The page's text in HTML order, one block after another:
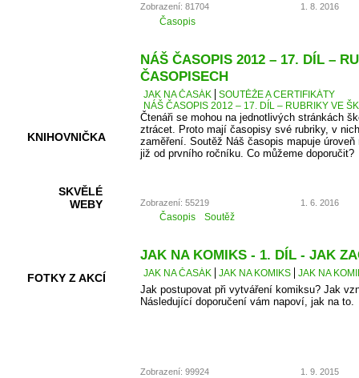
KNIHOVNIČKA
SKVĚLÉ
WEBY
FOTKY Z AKCÍ
Zobrazení: 81704 1. 8. 2016
Časopis
NÁŠ ČASOPIS 2012 – 17. DÍL –
ČASOPISECH
JAK NA ČASÁK
SOUTĚŽE A CERTIFIKÁTY
NÁŠ ČASOPIS 2012 – 17. DÍL – RUBRIKY VE
Čtenáři se mohou na jednotlivých stránkách
ztrácet. Proto mají časopisy své rubriky, v
zaměření. Soutěž Náš časopis mapuje
již od prvního ročníku. Co můžeme doporučit?
Zobrazení: 55219 1. 6. 2016
Časopis Soutěž
JAK NA KOMIKS - 1. DÍL - JAK
JAK NA ČASÁK JAK NA KOMIKS JAK NA
Jak postupovat při vytváření komiksu? Jak
Následující doporučení vám napoví, jak na to.
Zobrazení: 99924 1. 9. 2015